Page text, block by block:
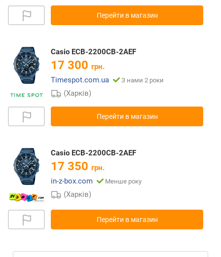
Перейти в магазин
Casio ECB-2200CB-2AEF
17 300 грн.
Timespot.com.ua
З нами 2 роки
(Харків)
Перейти в магазин
Casio ECB-2200CB-2AEF
17 350 грн.
in-z-box.com
Менше року
(Харків)
Перейти в магазин